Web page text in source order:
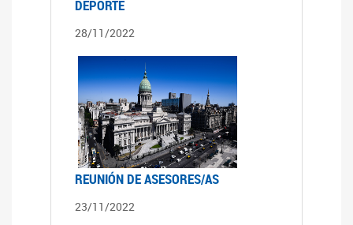
DEPORTE
28/11/2022
REUNIÓN DE ASESORES/AS
23/11/2022